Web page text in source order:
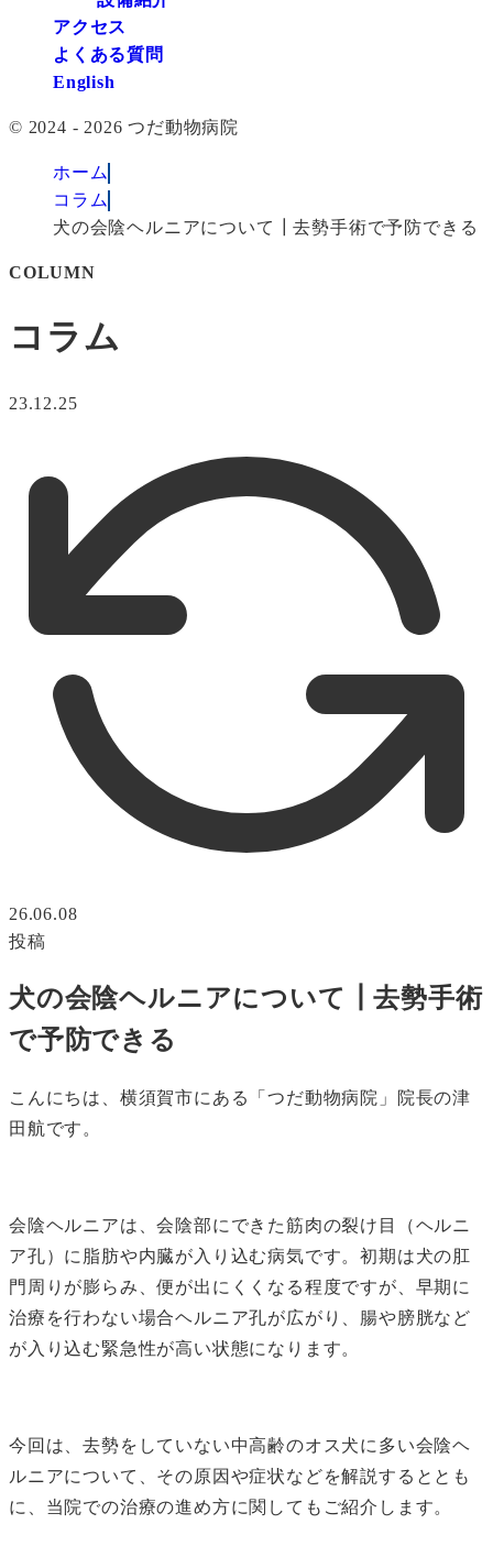
アクセス
よくある質問
English
© 2024 - 2026 つだ動物病院
ホーム
コラム
犬の会陰ヘルニアについて┃去勢手術で予防できる
COLUMN
コラム
23.12.25
26.06.08
投稿
犬の会陰ヘルニアについて┃去勢手術
で予防できる
こんにちは、横須賀市にある「つだ動物病院」院長の津
田航です。
会陰ヘルニアは、会陰部にできた筋肉の裂け目（ヘルニ
ア孔）に脂肪や内臓が入り込む病気です。初期は犬の肛
門周りが膨らみ、便が出にくくなる程度ですが、早期に
治療を行わない場合ヘルニア孔が広がり、腸や膀胱など
が入り込む緊急性が高い状態になります。
今回は、去勢をしていない中高齢のオス犬に多い会陰ヘ
ルニアについて、その原因や症状などを解説するととも
に、当院での治療の進め方に関してもご紹介します。